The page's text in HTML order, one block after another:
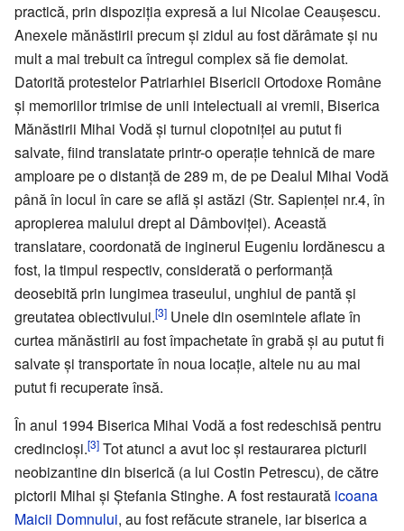
practică, prin dispoziția expresă a lui Nicolae Ceaușescu.
Anexele mănăstirii precum și zidul au fost dărâmate și nu
mult a mai trebuit ca întregul complex să fie demolat.
Datorită protestelor Patriarhiei Bisericii Ortodoxe Române
și memoriilor trimise de unii intelectuali ai vremii, Biserica
Mănăstirii Mihai Vodă și turnul clopotniței au putut fi
salvate, fiind translatate printr-o operație tehnică de mare
amploare pe o distanță de 289 m, de pe Dealul Mihai Vodă
până în locul în care se află și astăzi (Str. Sapienței nr.4, în
apropierea malului drept al Dâmboviței). Această
translatare, coordonată de inginerul Eugeniu Iordănescu a
fost, la timpul respectiv, considerată o performanță
deosebită prin lungimea traseului, unghiul de pantă și
greutatea obiectivului.[3] Unele din osemintele aflate în
curtea mănăstirii au fost împachetate în grabă și au putut fi
salvate și transportate în noua locație, altele nu au mai
putut fi recuperate însă.
În anul 1994 Biserica Mihai Vodă a fost redeschisă pentru
credincioși.[3] Tot atunci a avut loc și restaurarea picturii
neobizantine din biserică (a lui Costin Petrescu), de către
pictorii Mihai și Ștefania Stinghe. A fost restaurată icoana
Maicii Domnului, au fost refăcute stranele, iar biserica a